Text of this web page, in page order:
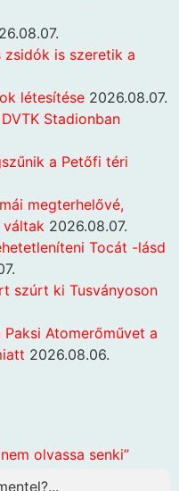
zsidók is szeretik a
létesítése 2026.08.07.
Stadionban
a Petőfi téri
megterhelővé,
váltak 2026.08.07.
Tocát -lásd
szúrt ki Tusványoson
Atomerőművet a
2026.08.06.
olvassa senki”